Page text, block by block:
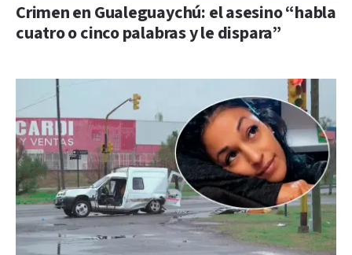
Crimen en Gualeguaychú: el asesino “habla
cuatro o cinco palabras y le dispara”